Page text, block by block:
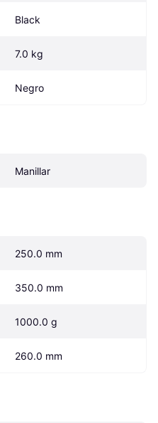
Black
7.0 kg
Negro
Manillar
250.0 mm
350.0 mm
1000.0 g
260.0 mm